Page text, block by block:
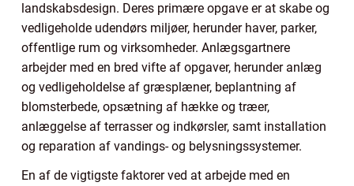
landskabsdesign. Deres primære opgave er at skabe og
vedligeholde udendørs miljøer, herunder haver, parker,
offentlige rum og virksomheder. Anlægsgartnere
arbejder med en bred vifte af opgaver, herunder anlæg
og vedligeholdelse af græsplæner, beplantning af
blomsterbede, opsætning af hække og træer,
anlæggelse af terrasser og indkørsler, samt installation
og reparation af vandings- og belysningssystemer.
En af de vigtigste faktorer ved at arbejde med en